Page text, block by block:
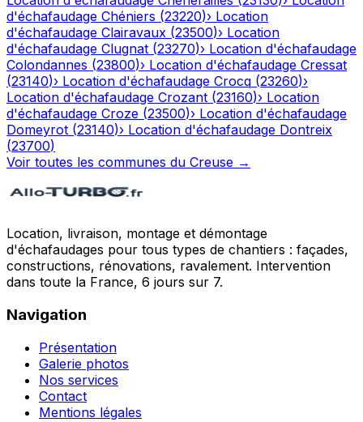
d'échafaudage Chéniers (23220)› Location
d'échafaudage Clairavaux (23500)› Location
d'échafaudage Clugnat (23270)› Location d'échafaudage
Colondannes (23800)› Location d'échafaudage Cressat
(23140)› Location d'échafaudage Crocq (23260)›
Location d'échafaudage Crozant (23160)› Location
d'échafaudage Croze (23500)› Location d'échafaudage
Domeyrot (23140)› Location d'échafaudage Dontreix
(23700)
Voir toutes les communes du Creuse →
Location, livraison, montage et démontage
d'échafaudages pour tous types de chantiers : façades,
constructions, rénovations, ravalement. Intervention
dans toute la France, 6 jours sur 7.
Navigation
Présentation
Galerie photos
Nos services
Contact
Mentions légales